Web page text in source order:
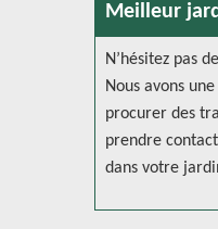
Meilleur
N’hésitez pas
Nous avons
procurer des
prendre
dans votre